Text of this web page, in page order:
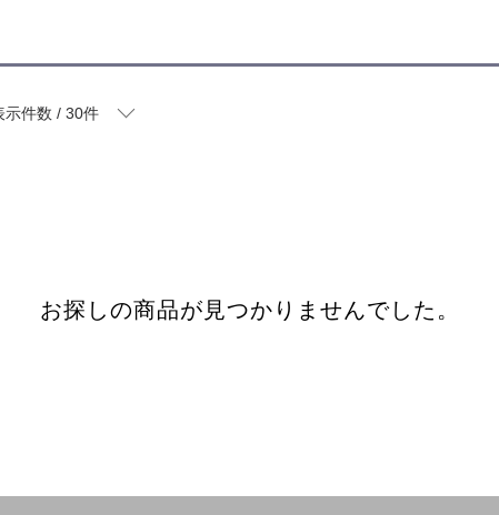
示件数 / 30件
お探しの商品が見つかりませんでした。